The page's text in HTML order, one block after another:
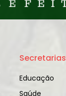
Secretarias
Educação
Saúde